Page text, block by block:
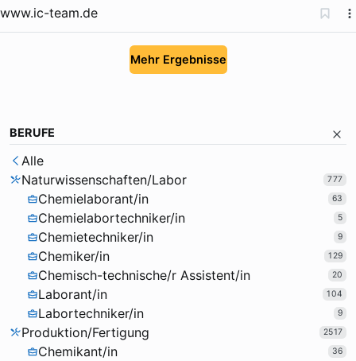
www.ic-team.de
Mehr Ergebnisse
BERUFE
Alle
Naturwissenschaften/Labor
777
Chemielaborant/in 63
Chemielabortechniker/in 5
Chemietechniker/in 9
Chemiker/in 129
Chemisch-technische/r Assistent/in 20
Laborant/in 104
Labortechniker/in 9
Produktion/Fertigung 2517
Chemikant/in 36